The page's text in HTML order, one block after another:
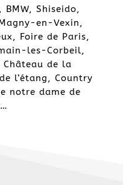
Shiseido,
en-Vexin,
Foire de Paris,
les-Corbeil,
Château de la
l’étang, Country
notre dame de